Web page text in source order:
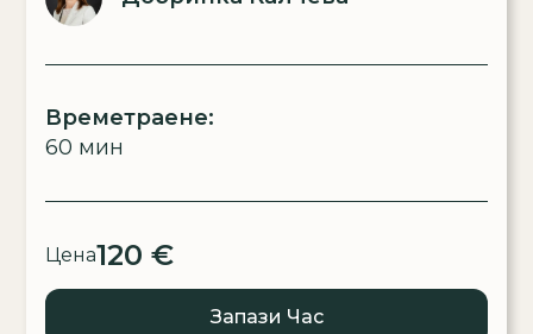
Времетраене:
60 мин
Цена120 €
Запази Час